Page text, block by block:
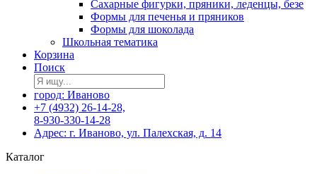
Сахарные фигурки, пряники, леденцы, безе
Формы для печенья и пряников
Формы для шоколада
Школьная тематика
Корзина
Поиск
город: Иваново
+7 (4932) 26-14-28,
8-930-330-14-28
Адрес: г. Иваново, ул. Палехская, д. 14
Каталог